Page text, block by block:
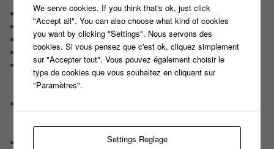
Chaine Youtube
Contact
Il était une fois ….
Le candidat masqué
Le trombinoscope des Joueurs
Géraldine multirécidiviste des émissions TV
Serge le candidat qui a peur du noir.
Un plateau de jeu télévisé coûte cher, mais pourquoi ?
We serve cookies. If you think that's ok, just click
"Accept all". You can also choose what kind of cookies
you want by clicking "Settings". Nous servons des
cookies. Si vous pensez que c'est ok, cliquez simplement
sur "Accepter tout". Vous pouvez également choisir le
type de cookies que vous souhaitez en cliquant sur
"Paramètres".
Settings Reglage